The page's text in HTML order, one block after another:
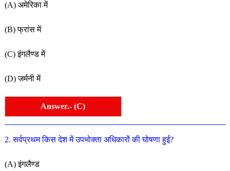
(A) अमेरिका में
(B) फ्रांस में
(C) इंगलैण्ड में
(D) जर्मनी में
Answer.- (C)
2. सर्वप्रथम किस देश में उपभोक्ता अधिकारों की घोषणा हुई?
(A) इंगलैण्ड